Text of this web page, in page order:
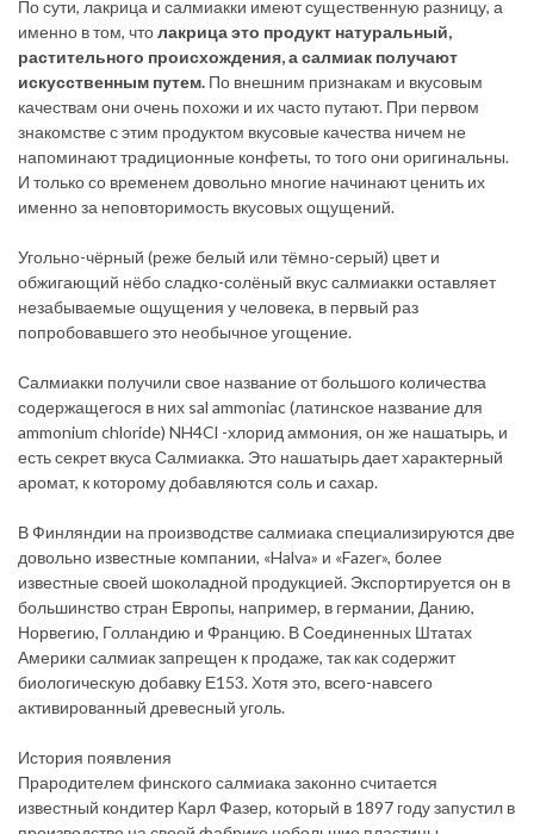
По сути, лакрица и салмиакки имеют существенную разницу, а
именно в том, чтолакрица это продукт натуральный,
растительного происхождения, а салмиак получают
искусственным путем. По внешним признакам и вкусовым
качествам они очень похожи и их часто путают. При первом
знакомстве с этим продуктом вкусовые качества ничем не
напоминают традиционные конфеты, то того они оригинальны.
И только со временем довольно многие начинают ценить их
именно за неповторимость вкусовых ощущений.
Угольно-чёрный (реже белый или тёмно-серый) цвет и
обжигающий нёбо сладко-солёный вкус салмиакки оставляет
незабываемые ощущения у человека, в первый раз
попробовавшего это необычное угощение.
Салмиакки получили свое название от большого количества
содержащегося в них sal ammoniac (латинское название для
ammonium chloride) NH4Cl -хлорид аммония, он же нашатырь, и
есть секрет вкуса Салмиакка. Это нашатырь дает характерный
аромат, к которому добавляются соль и сахар.
В Финляндии на производстве салмиака специализируются две
довольно известные компании, «Halva» и «Fazer», более
известные своей шоколадной продукцией. Экспортируется он в
большинство стран Европы, например, в германии, Данию,
Норвегию, Голландию и Францию. В Соединенных Штатах
Америки салмиак запрещен к продаже, так как содержит
биологическую добавку Е153. Хотя это, всего-навсего
активированный древесный уголь.
История появления
Прародителем финского салмиака законно считается
известный кондитер Карл Фазер, который в 1897 году запустил в